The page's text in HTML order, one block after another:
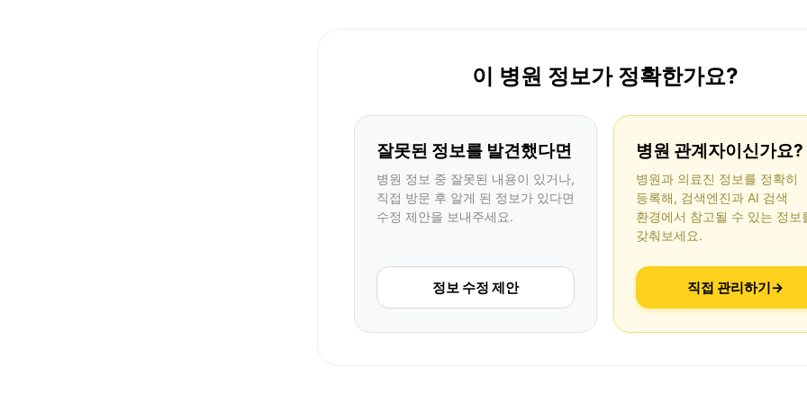
이 병원 정보가 정확한가요?
잘못된 정보를 발견했다면
병원 정보 중 잘못된 내용이 있거나,
직접 방문 후 알게 된 정보가 있다면
수정 제안을 보내주세요.
정보 수정 제안
병원 관계자이신가요?
병원과 의료진 정보를 정확히
등록해, 검색엔진과 AI 검색
환경에서 참고될 수 있는 정보
갖춰보세요.
직접 관리하기→